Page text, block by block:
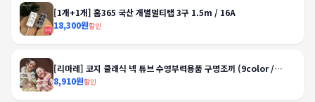
[1개+1개] 홈365 국산 개별멀티탭 3구 1.5m / 16A
18,300원할인
[리마레] 코지 클래식 넥 튜브 수영부력용품 구명조끼 (9color /
2size)
8,910원할인